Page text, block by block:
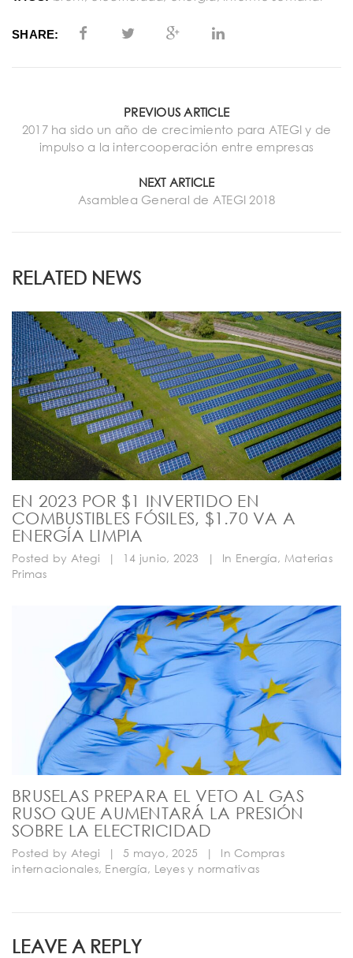
SHARE:
PREVIOUS ARTICLE
2017 ha sido un año de crecimiento para ATEGI y de
impulso a la intercooperación entre empresas
NEXT ARTICLE
Asamblea General de ATEGI 2018
RELATED NEWS
EN 2023 POR $1 INVERTIDO EN
COMBUSTIBLES FÓSILES, $1.70 VA A
ENERGÍA LIMPIA
Posted by Ategi | 14 junio, 2023 | In Energía, Materias
Primas
BRUSELAS PREPARA EL VETO AL GAS
RUSO QUE AUMENTARÁ LA PRESIÓN
SOBRE LA ELECTRICIDAD
Posted by Ategi | 5 mayo, 2025 | In Compras
internacionales, Energía, Leyes y normativas
LEAVE A REPLY